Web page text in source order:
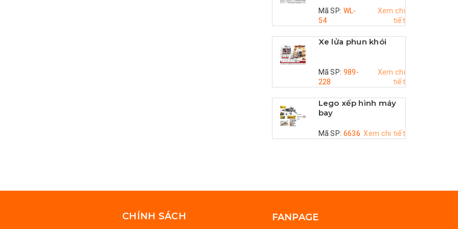
Mã SP: WL-
54
Xem chi
tiết
Xe lửa phun khói
Mã SP: 989-
228
Xem chi
tiết
Lego xếp hình máy
bay
Mã SP: 6636 Xem chi tiết
CHÍNH SÁCH FANPAGE